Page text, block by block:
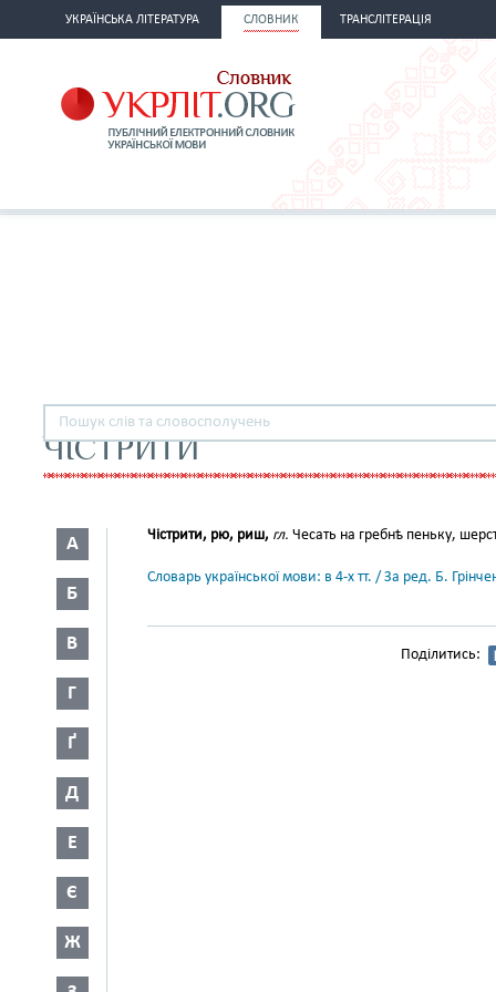
УКРАЇНСЬКА ЛІТЕРАТУРА СЛОВНИК ТРАНСЛІТЕРАЦІЯ
ЧІСТРИТИ
А
Б
В
Г
Ґ
Д
Е
Є
Ж
Чістрити, рю, риш, гл. Чесать на гребнѣ пеньку,
Словарь української мови: в 4-х тт. / За ред. Б.
Поділитись: